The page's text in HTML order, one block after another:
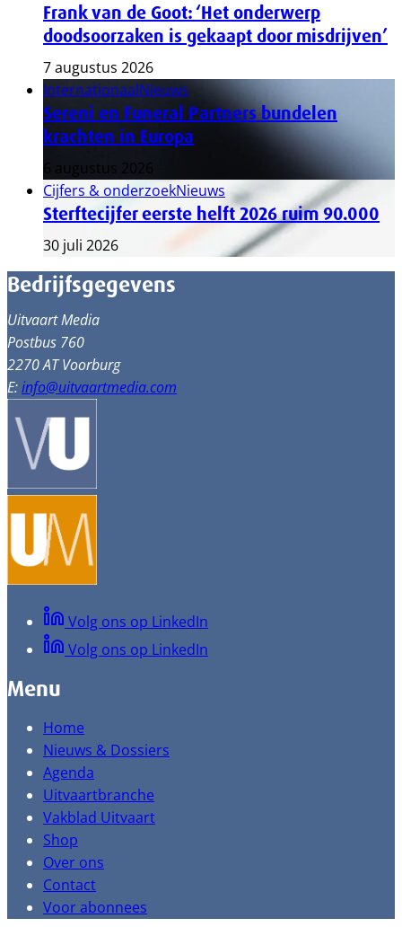
Frank van de Goot: ‘Het onderwerp
doodsoorzaken is gekaapt door misdrijven’
7 augustus 2026
InternationaalNieuws
Sereni en Funeral Partners bundelen
krachten in Europa
6 augustus 2026
Cijfers & onderzoekNieuws
Sterftecijfer eerste helft 2026 ruim 90.000
30 juli 2026
Bedrijfsgegevens
Uitvaart Media
Postbus 760
2270 AT Voorburg
E:info@uitvaartmedia.com
Volg ons op LinkedIn
Volg ons op LinkedIn
Menu
Home
Nieuws & Dossiers
Agenda
Uitvaartbranche
Vakblad Uitvaart
Shop
Over ons
Contact
Voor abonnees